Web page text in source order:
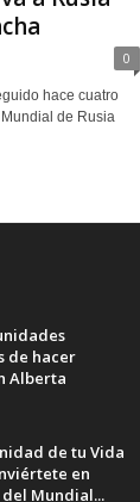
0
hace cuatro
de Rusia
de hacer
Alberta
de tu Vida
en
Mundial...